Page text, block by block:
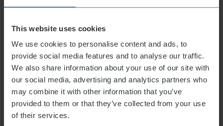
This website uses cookies
We use cookies to personalise content and ads, to
provide social media features and to analyse our traffic.
We also share information about your use of our site with
our social media, advertising and analytics partners who
may combine it with other information that you’ve
provided to them or that they’ve collected from your use
of their services.
Aktuelles & Angebote
Der Severin Newsletter ist randvoll mit